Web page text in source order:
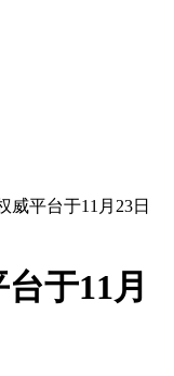
威平台于11月23日
于11月